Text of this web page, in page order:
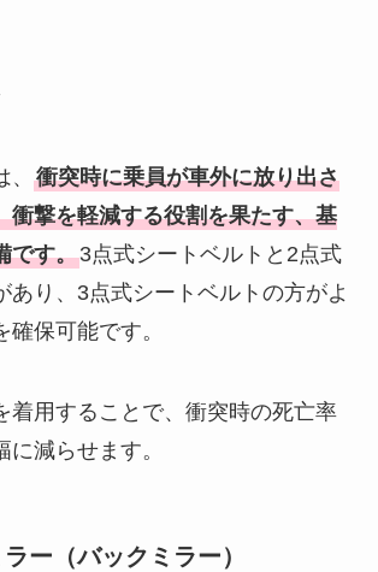
衝突時に乗員が車外に放り出さ
衝撃を軽減する役割を果たす、基
です。3点式シートベルトと2点式
あり、3点式シートベルトの方がよ
確保可能です。
着用することで、衝突時の死亡率
減らせます。
ー（バックミラー）